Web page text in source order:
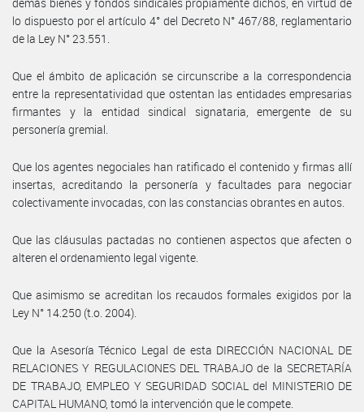
lo dispuesto por el artículo 4° del Decreto N° 467/88, reglamentario
de la Ley N° 23.551.
Que el ámbito de aplicación se circunscribe a la correspondencia
entre la representatividad que ostentan las entidades empresarias
firmantes y la entidad sindical signataria, emergente de su
personería gremial.
Que los agentes negociales han ratificado el contenido y firmas allí
insertas, acreditando la personería y facultades para negociar
colectivamente invocadas, con las constancias obrantes en autos.
Que las cláusulas pactadas no contienen aspectos que afecten o
alteren el ordenamiento legal vigente.
Que asimismo se acreditan los recaudos formales exigidos por la
Ley N° 14.250 (t.o. 2004).
Que la Asesoría Técnico Legal de esta DIRECCIÓN NACIONAL DE
RELACIONES Y REGULACIONES DEL TRABAJO de la SECRETARÍA
DE TRABAJO, EMPLEO Y SEGURIDAD SOCIAL del MINISTERIO DE
CAPITAL HUMANO, tomó la intervención que le compete.